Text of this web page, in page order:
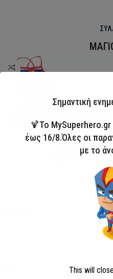
Σημαντική
🍹Το
έως 16/8.Όλες οι
με το
This will